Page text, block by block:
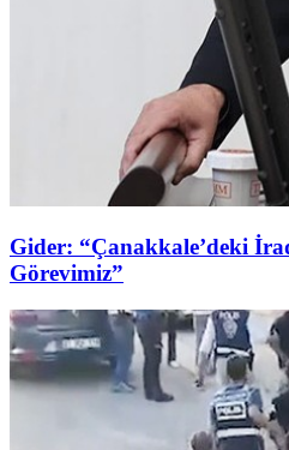
Gider: “Çanakkale’deki
Görevimiz”